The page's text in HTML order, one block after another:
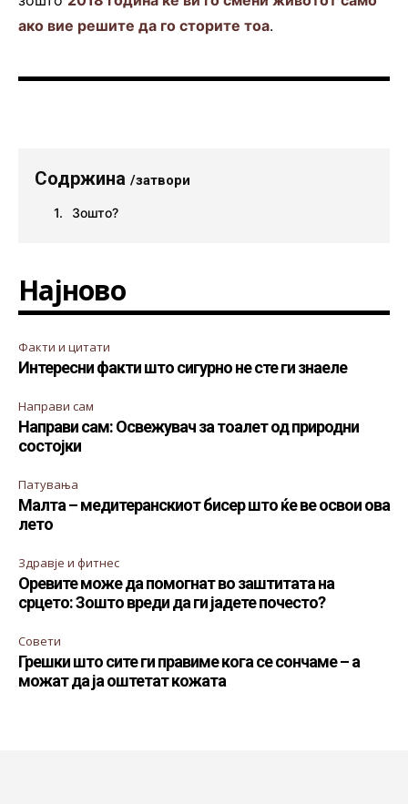
ако вие решите да го сторите тоа.
Содржина /затвори
Зошто?
Најново
Факти и цитати
Интересни факти што сигурно не сте ги знаеле
Направи сам
Направи сам: Освежувач за тоалет од природни
состојки
Патувања
Малта – медитеранскиот бисер што ќе ве освои ова
лето
Здравје и фитнес
Оревите може да помогнат во заштитата на
срцето: Зошто вреди да ги јадете почесто?
Совети
Грешки што сите ги правиме кога се сончаме – а
можат да ја оштетат кожата